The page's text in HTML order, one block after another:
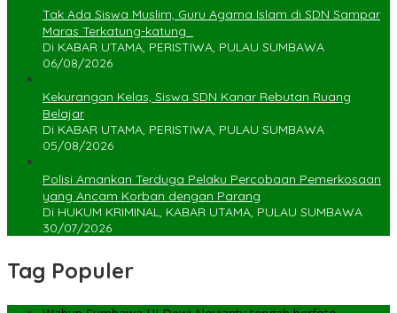
Tak Ada Siswa Muslim, Guru Agama Islam di SDN Sampar
Maras Terkatung-katung ‎
Di KABAR UTAMA, PERISTIWA, PULAU SUMBAWA
06/08/2026
Kekurangan Kelas, Siswa SDN Kanar Rebutan Ruang
Belajar
Di KABAR UTAMA, PERISTIWA, PULAU SUMBAWA
05/08/2026
Polisi Amankan Terduga Pelaku Percobaan Pemerkosaan
yang Ancam Korban dengan Parang
Di HUKUM KRIMINAL, KABAR UTAMA, PULAU SUMBAWA
30/07/2026
Tag Populer